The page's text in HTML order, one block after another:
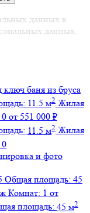
данных в
данных.
баня из бруса
11.5 м2 Жилая
0 от 551 000 ₽
11.5 м2 Жилая
0
Общая площадь: 45
Комнат: 1 от
площадь: 45 м2